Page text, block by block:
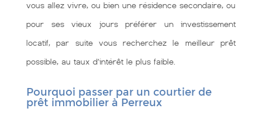
vous allez vivre, ou bien une résidence secondaire, ou
pour ses vieux jours préférer un investissement
locatif, par suite vous recherchez le meilleur prêt
possible, au taux d’intérêt le plus faible.
Pourquoi passer par un courtier de
prêt immobilier à Perreux